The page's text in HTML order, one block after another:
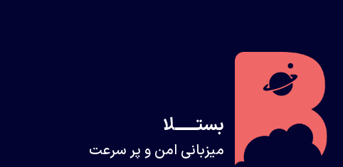
بستــــــلا
میزبانی امن و پر سرعت